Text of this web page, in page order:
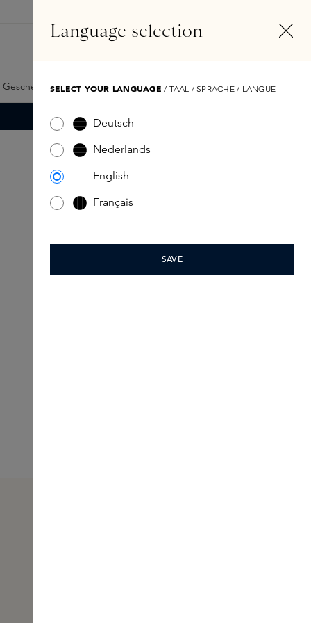
Samples Skins Exclusives Skins Boxen
Language selection
SELECT YOUR LANGUAGE / TAAL / SPRACHE / LANGUE
Deutsch
Nederlands
English
Français
SAVE